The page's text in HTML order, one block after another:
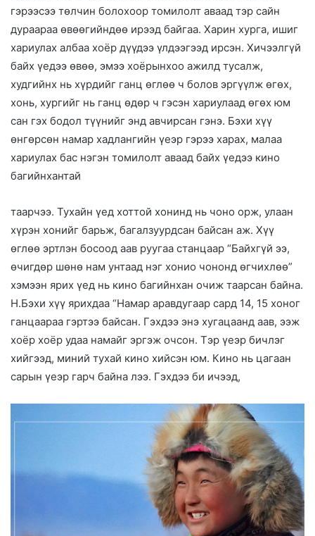
гэрээсээ төлчин болохоор томилолт аваад тэр сайн
дураараа өвөөгийндөө ирээд байгаа. Харин хурга, ишиг
хариулах албаа хоёр дүүдээ үлдээгээд ирсэн. Хичээлгүй
байх үедээ өвөө, эмээ хоёрынхоо ажилд тусалж,
худгийнх нь хүрдийг ганц өглөө ч болов эргүүлж өгөх,
хонь, хургийг нь ганц өдөр ч гэсэн хариулаад өгөх юм
сан гэх бодол түүнийг энд авчирсан гэнэ. Бэхи хүү
өнгөрсөн намар хадлангийн үеэр гэрээ харах, малаа
хариулах бас нэгэн томилолт аваад байх үедээ кино
багийнхантай
таарчээ. Тухайн үед хоттой хонинд нь чоно орж, улаан
хүрэн хонийг барьж, багалзуурдсан байсан аж. Хүү
өглөө эртлэн босоод аав руугаа станцаар “Байхгүй ээ,
өчигдөр шөнө нам унтаад нэг хонио чононд өгчихлөө”
хэмээн ярих үед нь кино багийнхан очиж таарсан байна.
Н.Бэхи хүү ярихдаа “Намар аравдугаар сард 14, 15 хоног
ганцаараа гэртээ байсан. Гэхдээ энэ хугацаанд аав, ээж
хоёр хоёр удаа намайг эргэж очсон. Тэр үеэр бичлэг
хийгээд, миний тухай кино хийсэн юм. Кино нь цагаан
сарын үеэр гарч байна лээ. Гэхдээ би ичээд,